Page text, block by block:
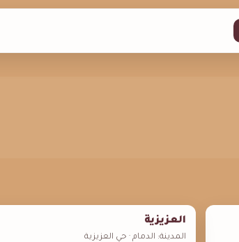
العزيزية
المدينة: الدمام · حي العزيزية